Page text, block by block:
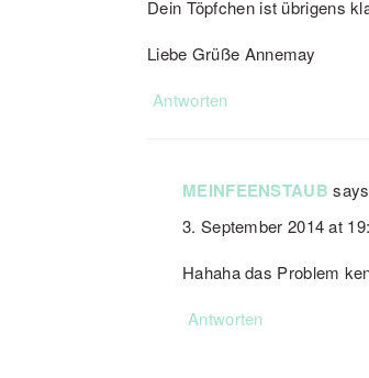
Dein Töpfchen ist übrigens
Liebe Grüße Annemay
Antworten
MEINFEENSTAUB says
3. September 2014 at
Hahaha das Problem
Antworten